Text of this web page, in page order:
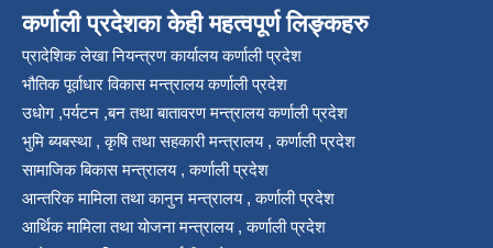
कर्णाली प्रदेशका केही महत्वपूर्ण लिङ्कहरु
प्रादेशिक लेखा नियन्त्रण कार्यालय कर्णाली प्रदेश
भौतिक पूर्वाधार विकास मन्त्रालय कर्णाली प्रदेश
उधोग ,पर्यटन ,बन तथा बातावरण मन्त्रालय कर्णाली प्रदेश
भुमि ब्यबस्था , कृषि तथा सहकारी मन्त्रालय , कर्णाली प्रदेश
सामाजिक बिकास मन्त्रालय , कर्णाली प्रदेश
आन्तरिक मामिला तथा कानुन मन्त्रालय , कर्णाली प्रदेश
आर्थिक मामिला तथा योजना मन्त्रालय , कर्णाली प्रदेश